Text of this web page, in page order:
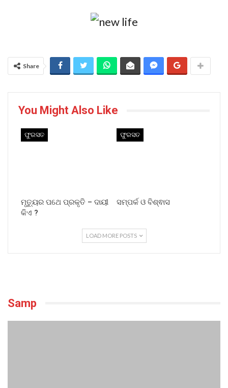
Share
You Might Also Like
ଫୁରସତ
ମୃତ୍ୟୁର ପଥେ ପ୍ରକୃତି – ଦାୟୀ
କିଏ ?
ଫୁରସତ
ସମ୍ପର୍କ ଓ ବିଶ୍ଵାସ
LOAD MORE POSTS
Samp